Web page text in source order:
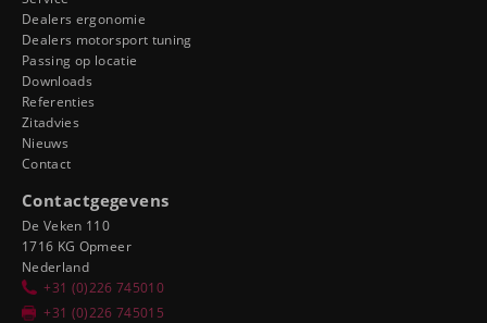
Dealers ergonomie
Dealers motorsport tuning
Passing op locatie
Downloads
Referenties
Zitadvies
Nieuws
Contact
Contactgegevens
De Veken 110
1716 KG Opmeer
Nederland
+31 (0)226 745010
+31 (0)226 745015